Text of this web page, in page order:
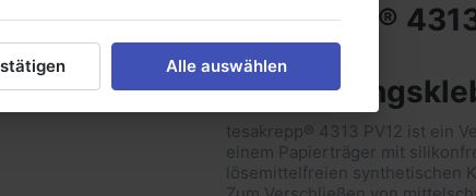
tesakrepp®
Premium-
tesakrepp® 4313 PV12 ist ein
einem Papierträger mit
lösemittelfreien synthetischen
Alle auswählen